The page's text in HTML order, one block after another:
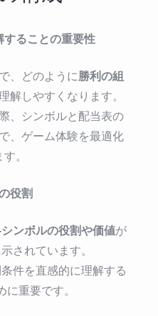
ることの重要性
、どのように勝利の組
解しやすくなります。
、シンボルと配当表の
、ゲーム体験を最適化
。
役割
ンボルの役割や価値が
されています。
件を直感的に理解する
に重要です。